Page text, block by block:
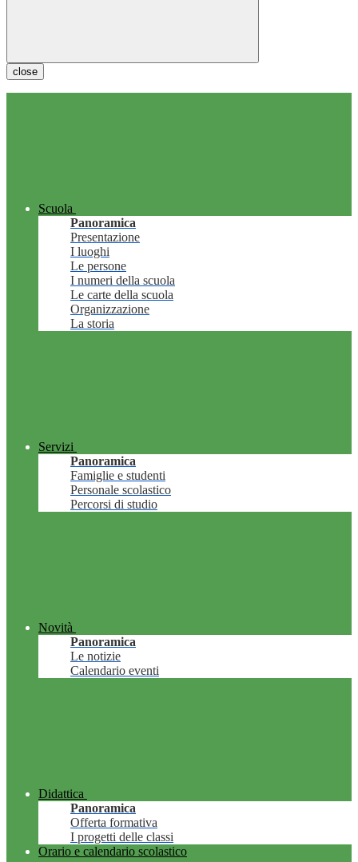
close
Scuola
Panoramica
Presentazione
I luoghi
Le persone
I numeri della scuola
Le carte della scuola
Organizzazione
La storia
Servizi
Panoramica
Famiglie e studenti
Personale scolastico
Percorsi di studio
Novità
Panoramica
Le notizie
Calendario eventi
Didattica
Panoramica
Offerta formativa
I progetti delle classi
Orario e calendario scolastico